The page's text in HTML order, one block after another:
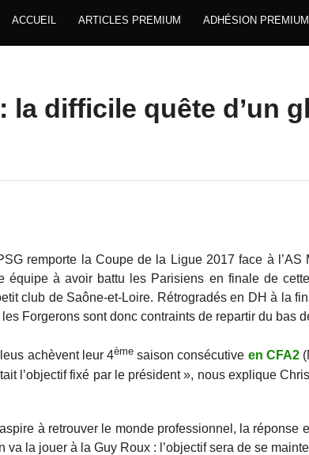
ACCUEIL ARTICLES PREMIUM ADHÉSION PREMIUM
la difficile quête d’un
remporte la Coupe de la Ligue 2017 face à
équipe à avoir battu les Parisiens en finale de
club de Saône-et-Loire. Rétrogradés en DH à la
Forgerons sont donc contraints de repartir du bas
achèvent leur 4ème saison consécutive en CFA2
l’objectif fixé par le président », nous explique
à retrouver le monde professionnel, la réponse
va la jouer à la Guy Roux : l’objectif sera de se